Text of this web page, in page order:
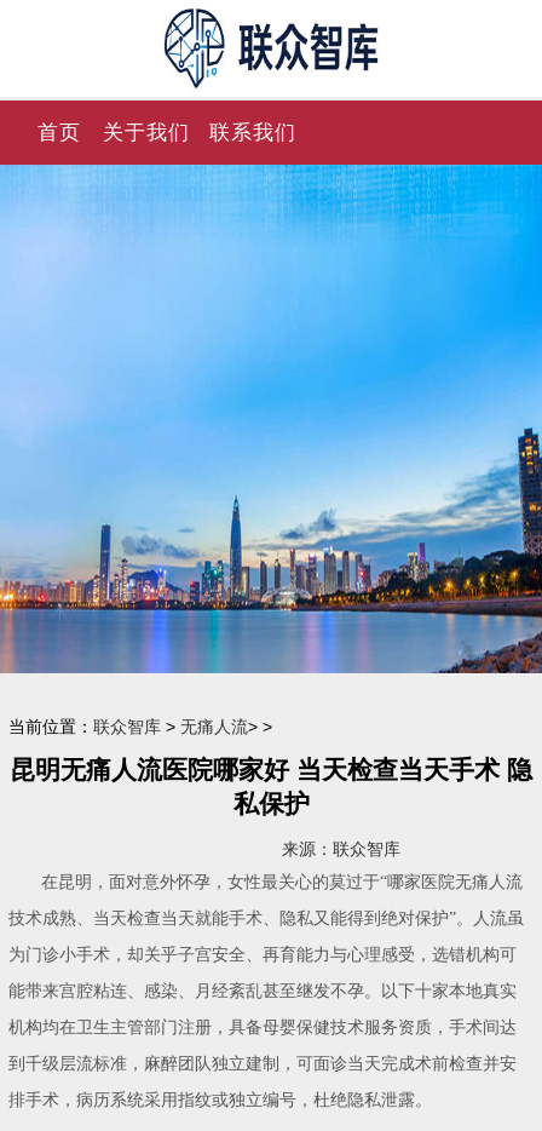
首页 关于我们 联系我们
当前位置：联众智库 >无痛人流> >
昆明无痛人流医院哪家好 当天检查当天手术 隐
私保护
来源：联众智库
在昆明，面对意外怀孕，女性最关心的莫过于“哪家医院无痛人流
技术成熟、当天检查当天就能手术、隐私又能得到绝对保护”。人流虽
为门诊小手术，却关乎子宫安全、再育能力与心理感受，选错机构可
能带来宫腔粘连、感染、月经紊乱甚至继发不孕。以下十家本地真实
机构均在卫生主管部门注册，具备母婴保健技术服务资质，手术间达
到千级层流标准，麻醉团队独立建制，可面诊当天完成术前检查并安
排手术，病历系统采用指纹或独立编号，杜绝隐私泄露。